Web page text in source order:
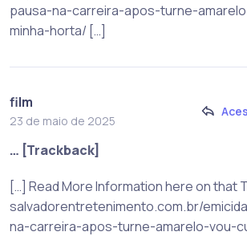
pausa-na-carreira-apos-turne-
minha-horta/ […]
film
23 de maio de 2025
… [Trackback]
[…] Read More Information here on that
salvadorentretenimento.com.br/
na-carreira-apos-turne-amarelo-vou-